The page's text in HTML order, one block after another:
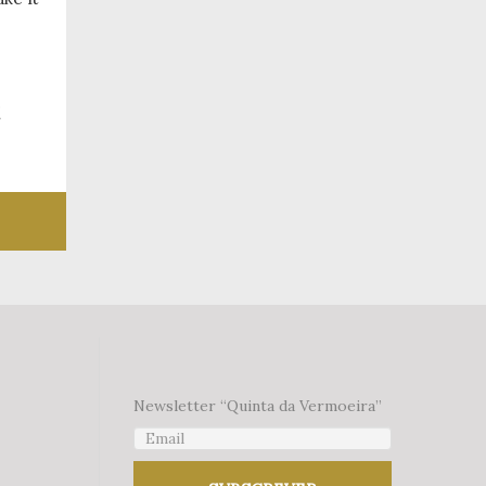
Newsletter “Quinta da Vermoeira”